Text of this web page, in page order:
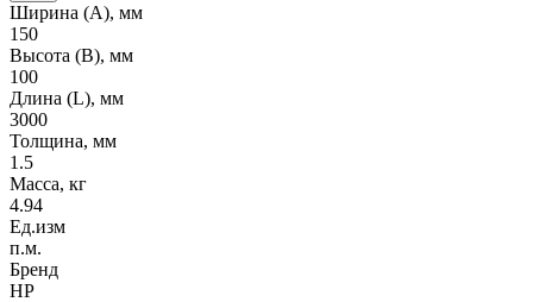
Ширина (А), мм
150
Высота (В), мм
100
Длина (L), мм
3000
Толщина, мм
1.5
Масса, кг
4.94
Ед.изм
п.м.
Бренд
НР